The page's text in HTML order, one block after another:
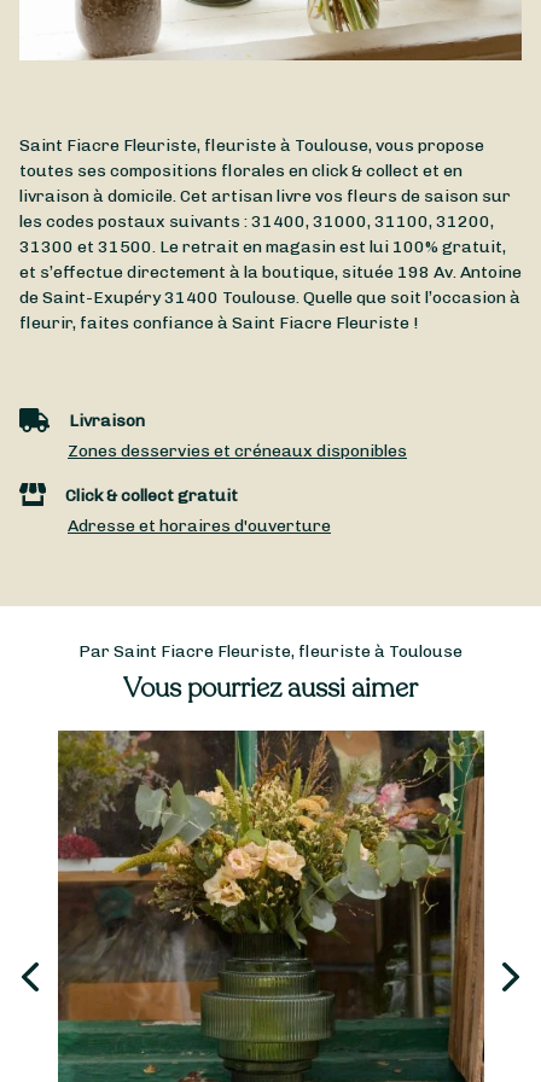
Saint Fiacre Fleuriste, fleuriste à Toulouse, vous propose
toutes ses compositions florales en click & collect et en
livraison à domicile. Cet artisan livre vos fleurs de saison sur
les codes postaux suivants : 31400, 31000, 31100, 31200,
31300 et 31500. Le retrait en magasin est lui 100% gratuit,
et s’effectue directement à la boutique, située 198 Av. Antoine
de Saint-Exupéry31400 Toulouse. Quelle que soit l’occasion à
fleurir, faites confiance à Saint Fiacre Fleuriste !
Livraison
Zones desservies et créneaux disponibles
Click & collect gratuit
Adresse et horaires d'ouverture
Par Saint Fiacre Fleuriste, fleuriste à Toulouse
Vous pourriez aussi aimer